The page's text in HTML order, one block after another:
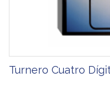
Turnero Cuatro